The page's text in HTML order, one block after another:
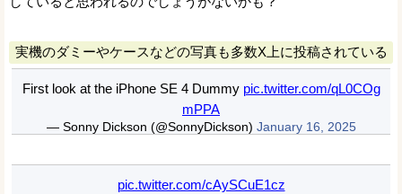
実機のダミーやケースなどの写真も多数X上に投稿されている
First look at the iPhone SE 4 Dummy pic.twitter.com/qL0COg
mPPA
— Sonny Dickson (@SonnyDickson) January 16, 2025
pic.twitter.com/cAySCuE1cz